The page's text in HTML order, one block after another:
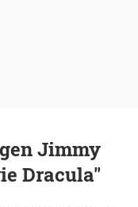
Jimmy
Dracula"